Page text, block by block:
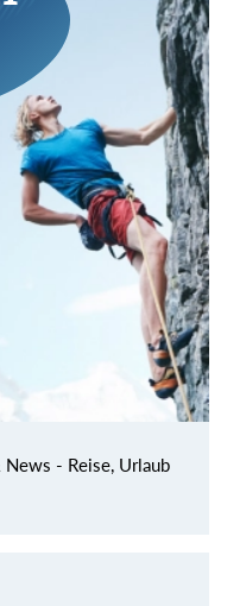
- Reise, Urlaub